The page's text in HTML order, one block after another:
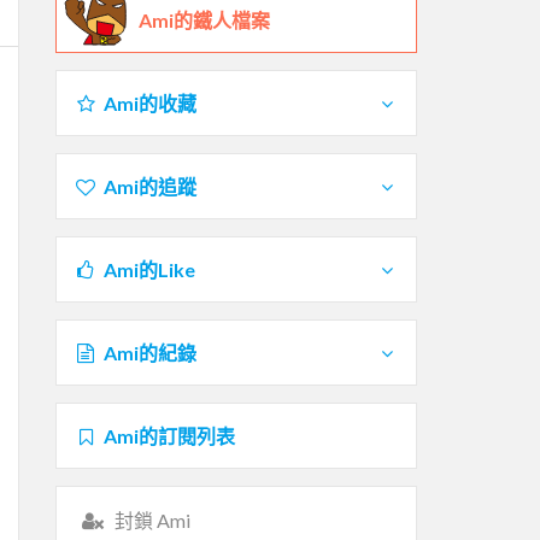
Ami的鐵人檔案
Ami的收藏
Ami的追蹤
Ami的Like
Ami的紀錄
Ami的訂閱列表
封鎖 Ami